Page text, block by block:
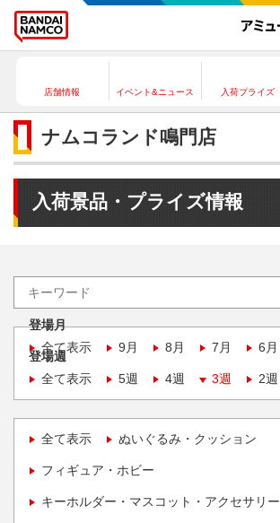
店舗情報 イベント&ニュース 入荷プライズ
ナムコランド鳴門店
入荷景品・プライズ情報
登場月
全て表示
9月 8月 7月 6月
登場週
全て表示
5週 4週 3週 2週
全て表示 ぬいぐるみ・クッション
フィギュア・ホビー
キーホルダー・マスコット・アクセサリー